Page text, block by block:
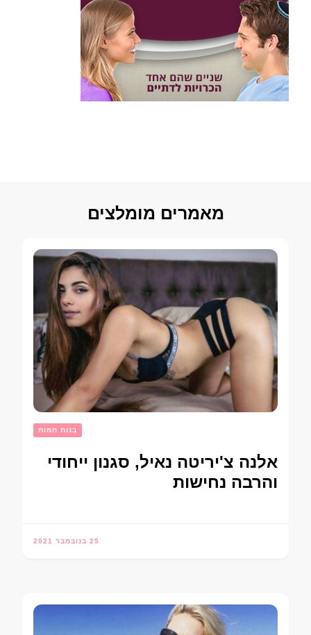
מאמרים מומלצים
בנות חמות
אלנה צ'יריטה נאיל, סגנון ייחודי
והרבה נחישות
25 בנובמבר 2021